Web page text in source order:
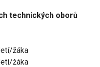
technických oborů
žáka
žáka